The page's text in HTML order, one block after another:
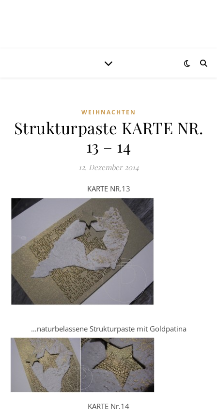
WEIHNACHTEN
Strukturpaste KARTE NR.
13 – 14
12. Dezember 2014
KARTE NR.13
…naturbelassene Strukturpaste mit Goldpatina
KARTE Nr.14